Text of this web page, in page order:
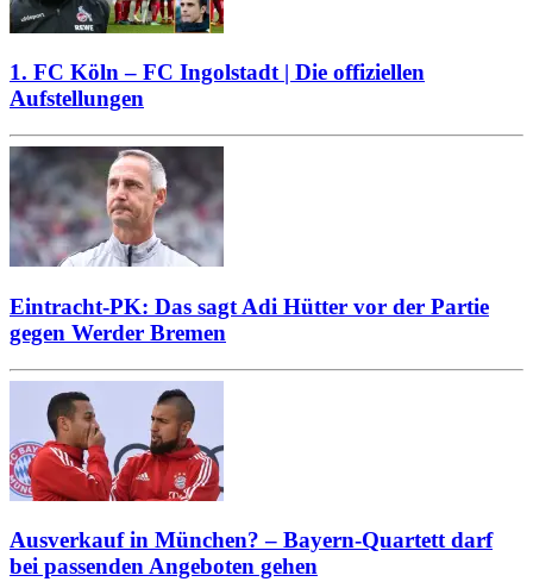
1. FC Köln – FC Ingolstadt | Die offiziellen
Aufstellungen
Eintracht-PK: Das sagt Adi Hütter vor der Partie
gegen Werder Bremen
Ausverkauf in München? – Bayern-Quartett darf
bei passenden Angeboten gehen